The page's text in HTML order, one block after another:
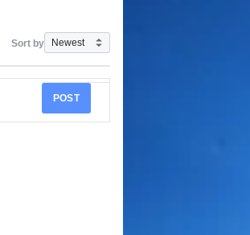
Sort by
POST